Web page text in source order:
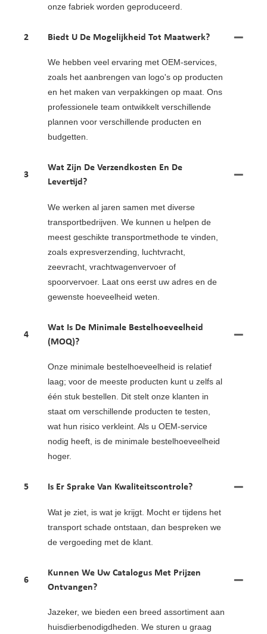
onze fabriek worden geproduceerd.
2 Biedt U De Mogelijkheid Tot Maatwerk?
We hebben veel ervaring met OEM-services,
zoals het aanbrengen van logo's op producten
en het maken van verpakkingen op maat. Ons
professionele team ontwikkelt verschillende
plannen voor verschillende producten en
budgetten.
3
Wat Zijn De Verzendkosten En De
Levertijd?
We werken al jaren samen met diverse
transportbedrijven. We kunnen u helpen de
meest geschikte transportmethode te vinden,
zoals expresverzending, luchtvracht,
zeevracht, vrachtwagenvervoer of
spoorvervoer. Laat ons eerst uw adres en de
gewenste hoeveelheid weten.
4
Wat Is De Minimale Bestelhoeveelheid
(MOQ)?
Onze minimale bestelhoeveelheid is relatief
laag; voor de meeste producten kunt u zelfs al
één stuk bestellen. Dit stelt onze klanten in
staat om verschillende producten te testen,
wat hun risico verkleint. Als u OEM-service
nodig heeft, is de minimale bestelhoeveelheid
hoger.
5 Is Er Sprake Van Kwaliteitscontrole?
Wat je ziet, is wat je krijgt. Mocht er tijdens het
transport schade ontstaan, dan bespreken we
de vergoeding met de klant.
6
Kunnen We Uw Catalogus Met Prijzen
Ontvangen?
Jazeker, we bieden een breed assortiment aan
huisdierbenodigdheden. We sturen u graag